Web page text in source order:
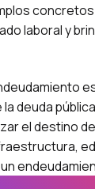
laboral y
deuda
el destino